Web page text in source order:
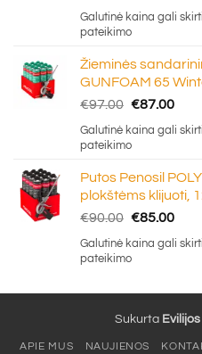
price
was:
Galutinė kaina gali
pateikimo
Žieminės
GUNFOAM 65
€97.00 Original
price
was:
€87.00
price
Galutinė kaina gali
pateikimo
Putos Penosil
plokštėms klijuoti,
€90.00 Original
price
was:
€85.00
price
Galutinė kaina gali
pateikimo
Sukurta
APIE MUS NAUJIENOS